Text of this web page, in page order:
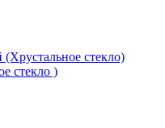
стекло)
стекло )